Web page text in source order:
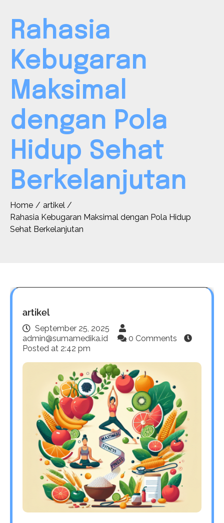
Rahasia
Kebugaran
Maksimal
dengan Pola
Hidup Sehat
Berkelanjutan
Home
artikel
Rahasia Kebugaran Maksimal dengan Pola Hidup
Sehat Berkelanjutan
artikel
September 25, 2025
admin@sumamedika.id
0 Comments
Posted at 2:42 pm